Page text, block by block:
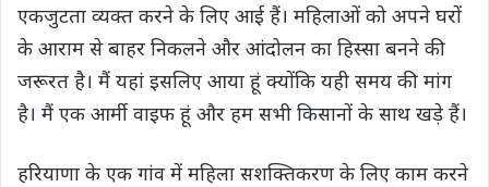
एकजुटता व्यक्त करने के लिए आई हैं। महिलाओं को अपने घरों
के आराम से बाहर निकलने और आंदोलन का हिस्सा बनने की
जरूरत है। मैं यहां इसलिए आया हूं क्योंकि यही समय की मांग
है। मैं एक आर्मी वाइफ हूं और हम सभी किसानों के साथ खड़े हैं।
हरियाणा के एक गांव में महिला सशक्तिकरण के लिए काम करने